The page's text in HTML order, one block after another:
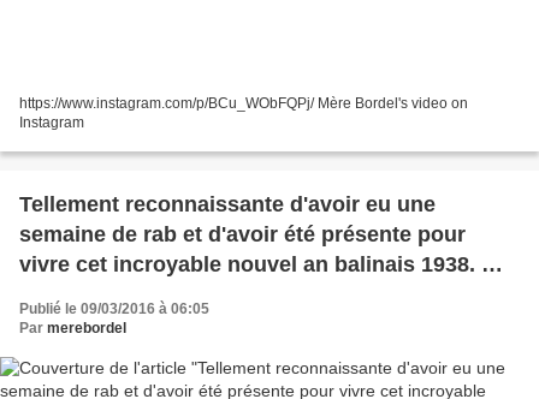
https://www.instagram.com/p/BCu_WObFQPj/ Mère Bordel's video on
Instagram
Tellement reconnaissante d'avoir eu une
semaine de rab et d'avoir été présente pour
vivre cet incroyable nouvel an balinais 1938. ❤️
So grateful I extended my stay for one week and
I've been there for this amazing balinese new
#OgohOgoh #Nyepi #NouvelAnBalinais1938
Publié le 09/03/2016 à 06:05
Par merebordel